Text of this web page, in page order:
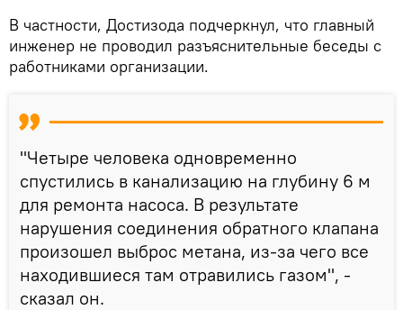
В частности, Достизода подчеркнул, что главный
инженер не проводил разъяснительные беседы с
работниками организации.
"Четыре человека одновременно
спустились в канализацию на глубину 6 м
для ремонта насоса. В результате
нарушения соединения обратного клапана
произошел выброс метана, из-за чего все
находившиеся там отравились газом", -
сказал он.